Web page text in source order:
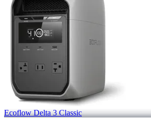
Ecoflow Delta 3 Classic